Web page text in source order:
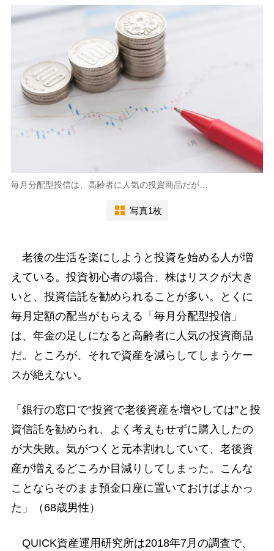
毎月分配型投信は、高齢者に人気の投資商品だが…
写真1枚
老後の生活を楽にしようと投資を始める人が増
えている。投資初心者の場合、株はリスクが大き
いと、投資信託を勧められることが多い。とくに
毎月定額の配当がもらえる「毎月分配型投信」
は、年金の足しになると高齢者に人気の投資商品
だ。ところが、それで資産を減らしてしまうケー
スが絶えない。
「銀行の窓口で“投資で老後資産を増やしては”と投
資信託を勧められ、よく考えもせずに購入したの
が大失敗。気がつくと元本割れしていて、老後資
産が増えるどころか目減りしてしまった。こんな
ことならそのまま預金口座に置いておけばよかっ
た」（68歳男性）
QUICK資産運用研究所は2018年7月の調査で、